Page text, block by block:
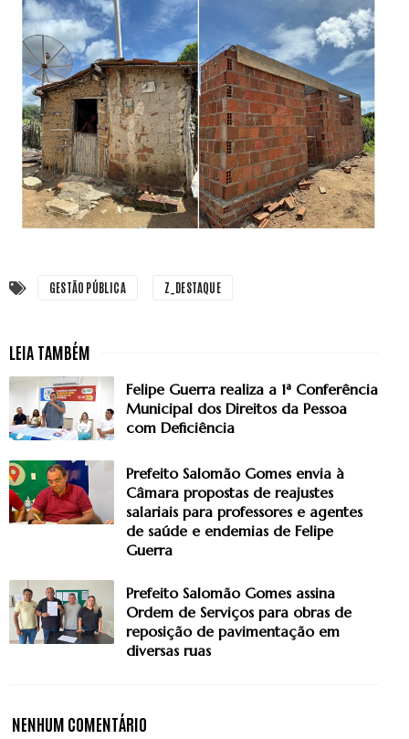
GESTÃO PÚBLICA Z_DESTAQUE
Felipe Guerra realiza a 1ª Conferência
Municipal dos Direitos da Pessoa
com Deficiência
Prefeito Salomão Gomes envia à
Câmara propostas de reajustes
salariais para professores e agentes
de saúde e endemias de Felipe
Guerra
Prefeito Salomão Gomes assina
Ordem de Serviços para obras de
reposição de pavimentação em
diversas ruas
NENHUM COMENTÁRIO